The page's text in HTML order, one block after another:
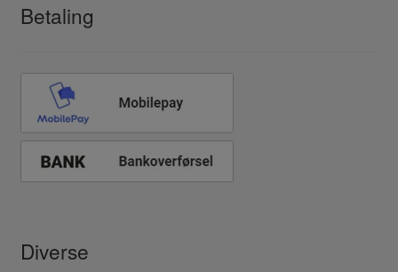
Betaling
Diverse